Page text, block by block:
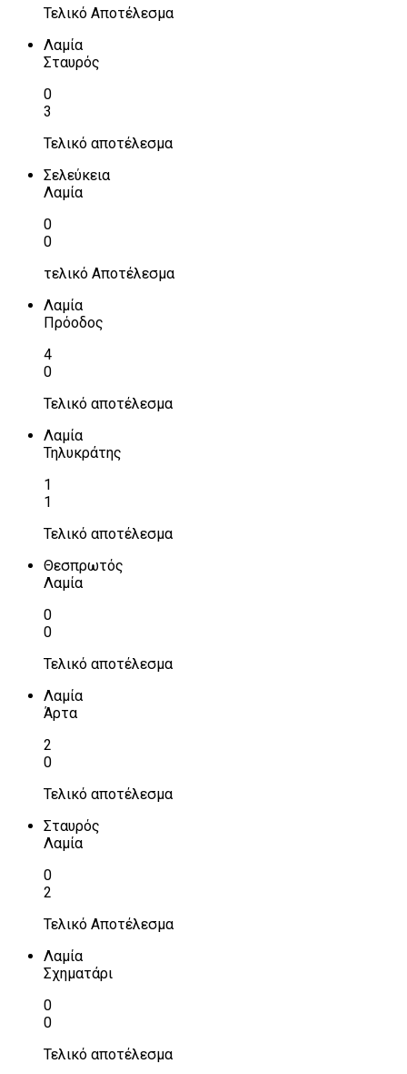
Τελικό Αποτέλεσμα
Λαμία
Σταυρός
0
3
Τελικό αποτέλεσμα
Σελεύκεια
Λαμία
0
0
τελικό Αποτέλεσμα
Λαμία
Πρόοδος
4
0
Τελικό αποτέλεσμα
Λαμία
Τηλυκράτης
1
1
Τελικό αποτέλεσμα
Θεσπρωτός
Λαμία
0
0
Τελικό αποτέλεσμα
Λαμία
Άρτα
2
0
Τελικό αποτέλεσμα
Σταυρός
Λαμία
0
2
Τελικό Αποτέλεσμα
Λαμία
Σχηματάρι
0
0
Τελικό αποτέλεσμα